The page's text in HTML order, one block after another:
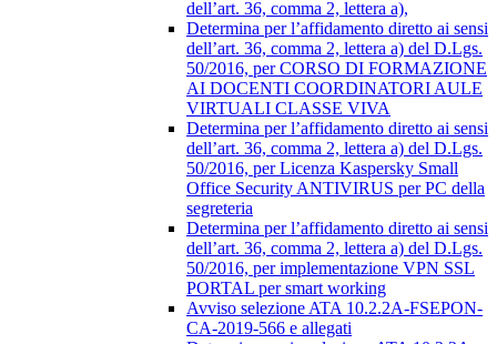
dell’art. 36, comma 2, lettera a),
Determina per l’affidamento diretto ai sensi
dell’art. 36, comma 2, lettera a) del D.Lgs.
50/2016, per CORSO DI FORMAZIONE
AI DOCENTI COORDINATORI AULE
VIRTUALI CLASSE VIVA
Determina per l’affidamento diretto ai sensi
dell’art. 36, comma 2, lettera a) del D.Lgs.
50/2016, per Licenza Kaspersky Small
Office Security ANTIVIRUS per PC della
segreteria
Determina per l’affidamento diretto ai sensi
dell’art. 36, comma 2, lettera a) del D.Lgs.
50/2016, per implementazione VPN SSL
PORTAL per smart working
Avviso selezione ATA 10.2.2A-FSEPON-
CA-2019-566 e allegati